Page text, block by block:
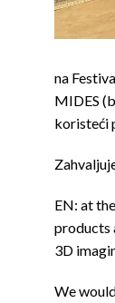
na
MIDES
koristeći
EN: at
products
3D
We